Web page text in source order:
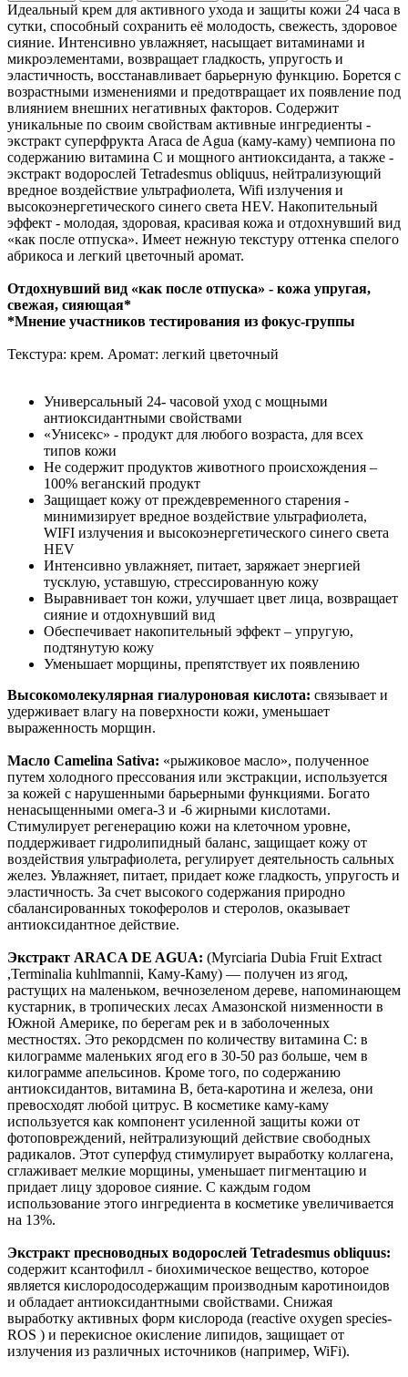
Идеальный крем для активного ухода и защиты кожи 24 часа в
сутки, способный сохранить её молодость, свежесть, здоровое
сияние. Интенсивно увлажняет, насыщает витаминами и
микроэлементами, возвращает гладкость, упругость и
эластичность, восстанавливает барьерную функцию. Борется с
возрастными изменениями и предотвращает их появление под
влиянием внешних негативных факторов. Содержит
уникальные по своим свойствам активные ингредиенты -
экстракт суперфрукта Araca de Agua (каму-каму) чемпиона по
содержанию витамина C и мощного антиоксиданта, а также -
экстракт водорослей Tetradesmus obliquus, нейтрализующий
вредное воздействие ультрафиолета, Wifi излучения и
высокоэнергетического синего света HEV. Накопительный
эффект - молодая, здоровая, красивая кожа и отдохнувший вид
«как после отпуска». Имеет нежную текстуру оттенка спелого
абрикоса и легкий цветочный аромат.
Отдохнувший вид «как после отпуска» - кожа упругая,
свежая, сияющая*
*Мнение участников тестирования из фокус-группы
Текстура: крем. Аромат: легкий цветочный
Универсальный 24- часовой уход с мощными
антиоксидантными свойствами
«Унисекс» - продукт для любого возраста, для всех
типов кожи
Не содержит продуктов животного происхождения –
100% веганский продукт
Защищает кожу от преждевременного старения -
минимизирует вредное воздействие ультрафиолета,
WIFI излучения и высокоэнергетического синего света
HEV
Интенсивно увлажняет, питает, заряжает энергией
тусклую, уставшую, стрессированную кожу
Выравнивает тон кожи, улучшает цвет лица, возвращает
сияние и отдохнувший вид
Обеспечивает накопительный эффект – упругую,
подтянутую кожу
Уменьшает морщины, препятствует их появлению
Высокомолекулярная гиалуроновая кислота: связывает и
удерживает влагу на поверхности кожи, уменьшает
выраженность морщин.
Масло Camelina Sativa: «рыжиковое масло», полученное
путем холодного прессования или экстракции, используется
за кожей с нарушенными барьерными функциями. Богато
ненасыщенными омега-3 и -6 жирными кислотами.
Стимулирует регенерацию кожи на клеточном уровне,
поддерживает гидролипидный баланс, защищает кожу от
воздействия ультрафиолета, регулирует деятельность сальных
желез. Увлажняет, питает, придает коже гладкость, упругость и
эластичность. За счет высокого содержания природно
сбалансированных токоферолов и стеролов, оказывает
антиоксидантное действие.
Экстракт ARACA DE AGUA: (Myrciaria Dubia Fruit Extract
,Terminalia kuhlmannii, Каму-Каму) — получен из ягод,
растущих на маленьком, вечнозеленом дереве, напоминающем
кустарник, в тропических лесах Амазонской низменности в
Южной Америке, по берегам рек и в заболоченных
местностях. Это рекордсмен по количеству витамина С: в
килограмме маленьких ягод его в 30-50 раз больше, чем в
килограмме апельсинов. Кроме того, по содержанию
антиоксидантов, витамина В, бета-каротина и железа, они
превосходят любой цитрус. В косметике каму-каму
используется как компонент усиленной защиты кожи от
фотоповреждений, нейтрализующий действие свободных
радикалов. Этот суперфуд стимулирует выработку коллагена,
сглаживает мелкие морщины, уменьшает пигментацию и
придает лицу здоровое сияние. С каждым годом
использование этого ингредиента в косметике увеличивается
на 13%.
Экстракт пресноводных водорослей Tetradesmus obliquus:
содержит ксантофилл - биохимическое вещество, которое
является кислородосодержащим производным каротиноидов
и обладает антиоксидантными свойствами. Снижая
выработку активных форм кислорода (reactive oxygen species-
ROS ) и перекисное окисление липидов, защищает от
излучения из различных источников (например, WiFi).